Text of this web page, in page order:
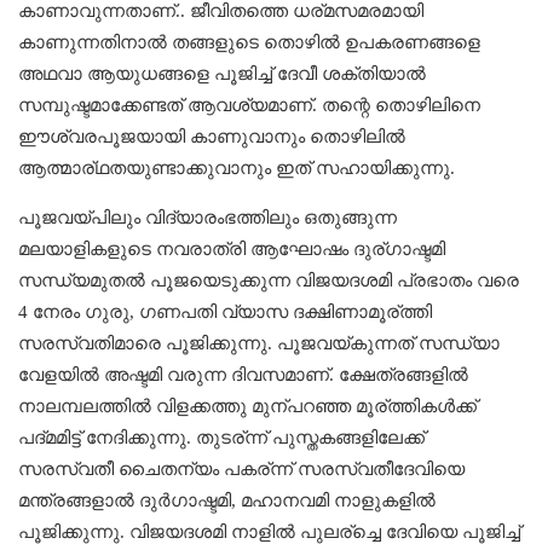
കാണാവുന്നതാണ്.. ജീവിതത്തെ ധര്മസമരമായി
കാണുന്നതിനാൽ തങ്ങളുടെ തൊഴിൽ ഉപകരണങ്ങളെ
അഥവാ ആയുധങ്ങളെ പൂജിച്ച് ദേവീ ശക്തിയാൽ
സമ്പുഷ്ടമാക്കേണ്ടത് ആവശ്യമാണ്. തന്റെ തൊഴിലിനെ
ഈശ്വരപൂജയായി കാണുവാനും തൊഴിലിൽ
ആത്മാര്ഥതയുണ്ടാക്കുവാനും ഇത് സഹായിക്കുന്നു.
പൂജവയ്പിലും വിദ്യാരംഭത്തിലും ഒതുങ്ങുന്ന
മലയാളികളുടെ നവരാത്രി ആഘോഷം ദുര്ഗാഷ്ടമി
സന്ധ്യമുതൽ പൂജയെടുക്കുന്ന വിജയദശമി പ്രഭാതം വരെ
4 നേരം ഗുരു, ഗണപതി വ്യാസ ദക്ഷിണാമൂര്ത്തി
സരസ്വതിമാരെ പൂജിക്കുന്നു. പൂജവയ്കുന്നത് സന്ധ്യാ
വേളയിൽ അഷ്ടമി വരുന്ന ദിവസമാണ്. ക്ഷേത്രങ്ങളിൽ
നാലമ്പലത്തിൽ വിളക്കത്തു മുന്പറഞ്ഞ മൂര്ത്തികൾക്ക്
പദ്മമിട്ട് നേദിക്കുന്നു. തുടര്ന്ന് പുസ്തകങ്ങളിലേക്ക്
സരസ്വതീ ചൈതന്യം പകര്ന്ന് സരസ്വതീദേവിയെ
മന്ത്രങ്ങളാൽ ദുർഗാഷ്ടമി, മഹാനവമി നാളുകളിൽ
പൂജിക്കുന്നു. വിജയദശമി നാളിൽ പുലര്ച്ചെ ദേവിയെ പൂജിച്ച്